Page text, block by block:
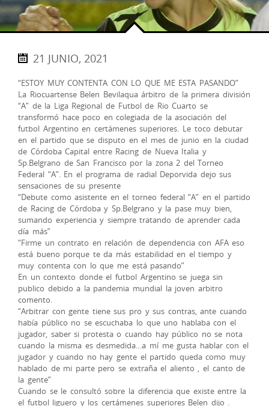
21 JUNIO, 2021
“ESTOY MUY CONTENTA CON LO QUE ME ESTA PASANDO”
La Riocuartense Belen Bevilaqua árbitro de la primera división
“A” de la Liga Regional de Futbol de Rio Cuarto se
transformó hace poco en colegiada de la asociación del
futbol Argentino en certámenes superiores. Le toco debutar
en el partido que se disputo en el mes de junio en la ciudad
de Córdoba Capital entre Racing de Nueva Italia y
Sp.Belgrano de San Francisco por la zona 2 del Torneo
Federal “A”. En el programa de radial Deporvida dejo sus
sensaciones de su presente
“Debute como asistente en el torneo federal “A” en el partido
de Racing de Córdoba y Sp.Belgrano y la pase muy bien,
sumando experiencia y siempre tratando de aprender cada
día más”
“Firme un contrato en relación de dependencia con AFA eso
está bueno porque te da más estabilidad en el tiempo y
muy contenta con lo que me está pasando”
En un contexto donde el futbol Argentino se juega sin
publico debido a la pandemia mundial la joven arbitro
comento.
“Arbitrar con gente tiene sus pro y sus contras, ante cuando
había público no se escuchaba lo que uno hablaba con el
jugador, saber si protesta o cuando hay público no se nota
cuando la misma es desmedida…a mí me gusta hablar con el
jugador y cuando no hay gente el partido queda como muy
hablado de mi parte pero se extraña el aliento , el canto de
la gente”
Cuando se le consultó sobre la diferencia que existe entre la
el futbol liguero y los certámenes superiores Belen dijo .